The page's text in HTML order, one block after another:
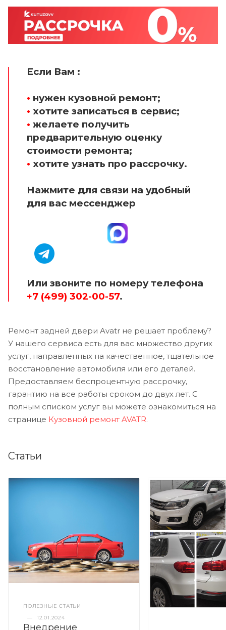
Если Вам :
• нужен кузовной ремонт;
• хотите записаться в сервис;
• желаете получить
предварительную оценку
стоимости ремонта;
• хотите узнать про рассрочку.
Нажмите для связи на удобный
для вас мессенджер
Или звоните по номеру телефона
+7 (499) 302-00-57.
Ремонт задней двери Avatr не решает проблему?
У нашего сервиса есть для вас множество других
услуг, направленных на качественное, тщательное
восстановление автомобиля или его деталей.
Предоставляем беспроцентную рассрочку,
гарантию на все работы сроком до двух лет. С
полным списком услуг вы можете ознакомиться на
странице Кузовной ремонт AVATR.
Статьи
ПОЛЕЗНЫЕ СТАТЬИ
—
12.01.2024
Внедрение